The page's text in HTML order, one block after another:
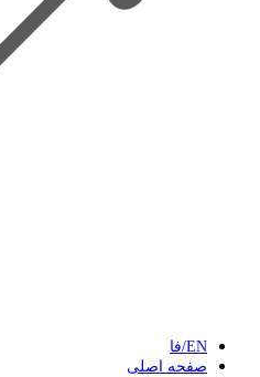
EN/فا
صفحه اصلی